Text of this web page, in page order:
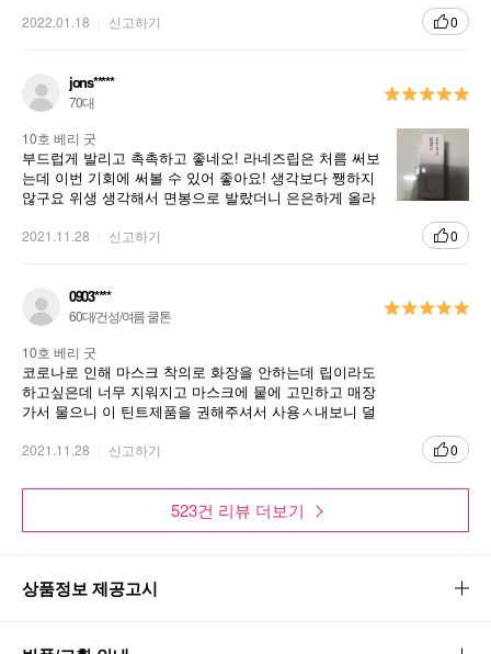
1. 타투처럼 오래 남는 컬러 지속력
2. 가볍고 빠른 피팅 & 새틴 피니시
3. 고발색 틴팅 효과
4. “립 나이프” 어플리케이터 적용
Key Points
NEW 타투 립 틴트
가볍지만 강렬한 지속력
2022.01.18 신고하기 0
jons*****
70대
10호 베리 굿
부드럽게 발리고 촉촉하고 좋네오! 라네즈립은 처름 써보
는데 이번 기회에 써볼 수 있어 좋아요! 생각보다 쨍하지
않구요 위생 생각해서 면봉으로 발랐더니 은은하게 올라
2021.11.28 신고하기 0
0903****
60대/건성/여름 쿨톤
10호 베리 굿
코로나로 인해 마스크 착의로 화장을 안하는데 립이라도
하고싶은데 너무 지워지고 마스크에 뭍에 고민하고 매장
가서 물으니 이 틴트제품을 권해주셔서 사용ㅅ내보니 덜
2021.11.28 신고하기 0
523건 리뷰 더보기
상품정보 제공고시